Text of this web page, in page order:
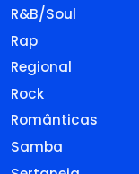
R&B/Soul
Rap
Regional
Rock
Românticas
Samba